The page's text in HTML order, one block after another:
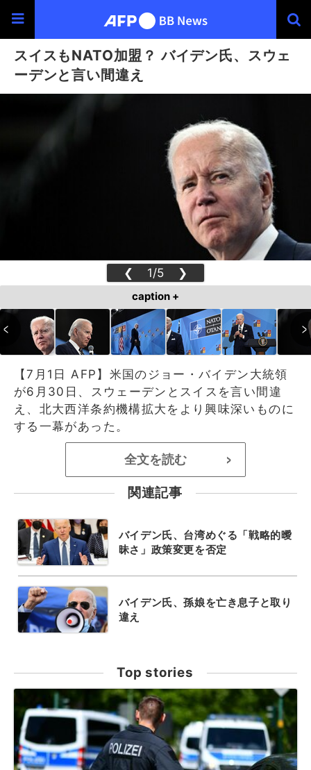
スイスもNATO加盟？ バイデン氏、スウェ
ーデンと言い間違え
❮ 1/5 ❯
caption +
【7月1日 AFP】米国のジョー・バイデン大統領
が6月30日、スウェーデンとスイスを言い間違
え、北大西洋条約機構拡大をより興味深いものに
する一幕があった。
全文を読む >
関連記事
バイデン氏、台湾めぐる「戦略的曖
昧さ」政策変更を否定
バイデン氏、孫娘を亡き息子と取り
違え
Top stories